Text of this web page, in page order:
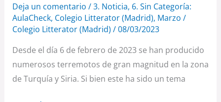
Deja un comentario /3. Noticia, 6. Sin Categoría:
AulaCheck, Colegio Litterator (Madrid), Marzo /
Colegio Litterator (Madrid) /08/03/2023
Desde el día 6 de febrero de 2023 se han producido
numerosos terremotos de gran magnitud en la zona
de Turquía y Siria. Si bien este ha sido un tema